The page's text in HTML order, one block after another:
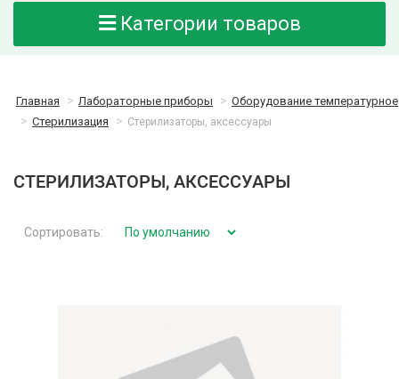
Категории товаров
Главная Лабораторные приборы
Оборудование температурное
Стерилизация
Стерилизаторы, аксессуары
СТЕРИЛИЗАТОРЫ, АКСЕССУАРЫ
Сортировать: